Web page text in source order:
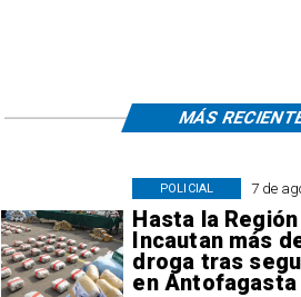
7 de
Hasta la
Incautan más
droga tras
en Antofagasta
POLICIAL
MÁS